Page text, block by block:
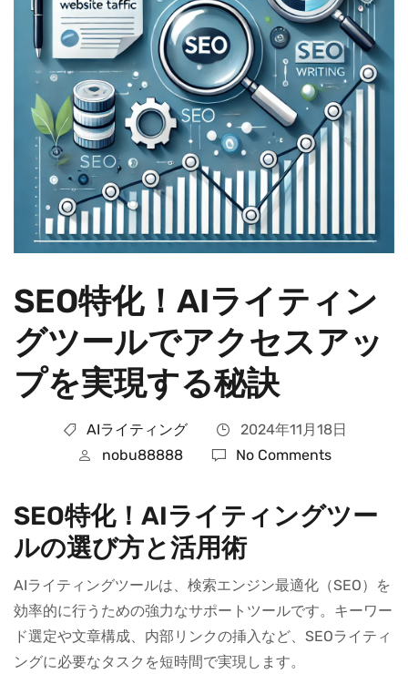
SEO特化！AIライティン
グツールでアクセスアッ
プを実現する秘訣
AIライティング
2024年11月18日
nobu88888
No Comments
SEO特化！AIライティングツー
ルの選び方と活用術
AIライティングツールは、検索エンジン最適化（SEO）を
効率的に行うための強力なサポートツールです。キーワー
ド選定や文章構成、内部リンクの挿入など、SEOライティ
ングに必要なタスクを短時間で実現します。